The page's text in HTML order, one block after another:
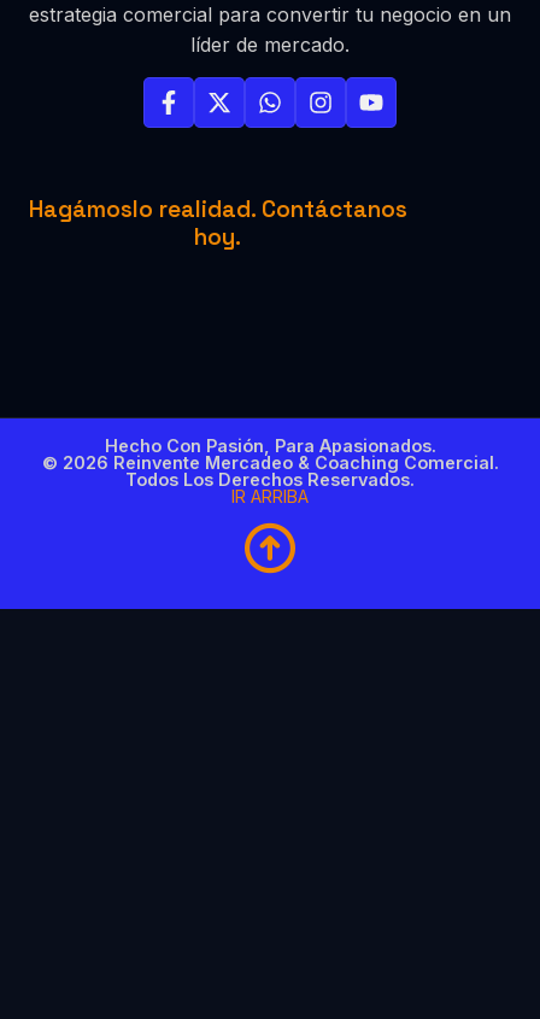
estrategia comercial para convertir tu negocio en un
líder de mercado.
Hagámoslo realidad. Contáctanos
hoy.
Hecho Con Pasión, Para Apasionados.
© 2026 Reinvente Mercadeo & Coaching Comercial.
Todos Los Derechos Reservados.
IR ARRIBA